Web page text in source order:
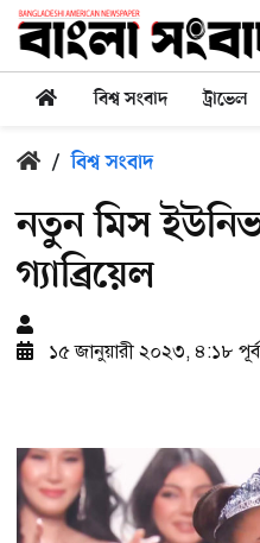
বিশ্ব সংবাদ ট্রাভেল
/ বিশ্ব সংবাদ
নতুন মিস
গ্যাব্রিয়েল
১৫ জানুয়ারী ২০২৩, ৪:১৮